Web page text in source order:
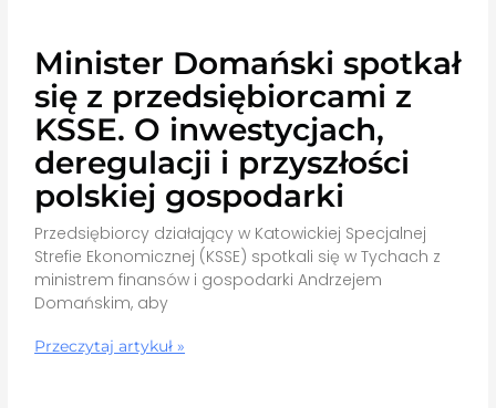
Minister Domański spotkał
się z przedsiębiorcami z
KSSE. O inwestycjach,
deregulacji i przyszłości
polskiej gospodarki
Przedsiębiorcy działający w Katowickiej Specjalnej
Strefie Ekonomicznej (KSSE) spotkali się w Tychach z
ministrem finansów i gospodarki Andrzejem
Domańskim, aby
Przeczytaj artykuł »